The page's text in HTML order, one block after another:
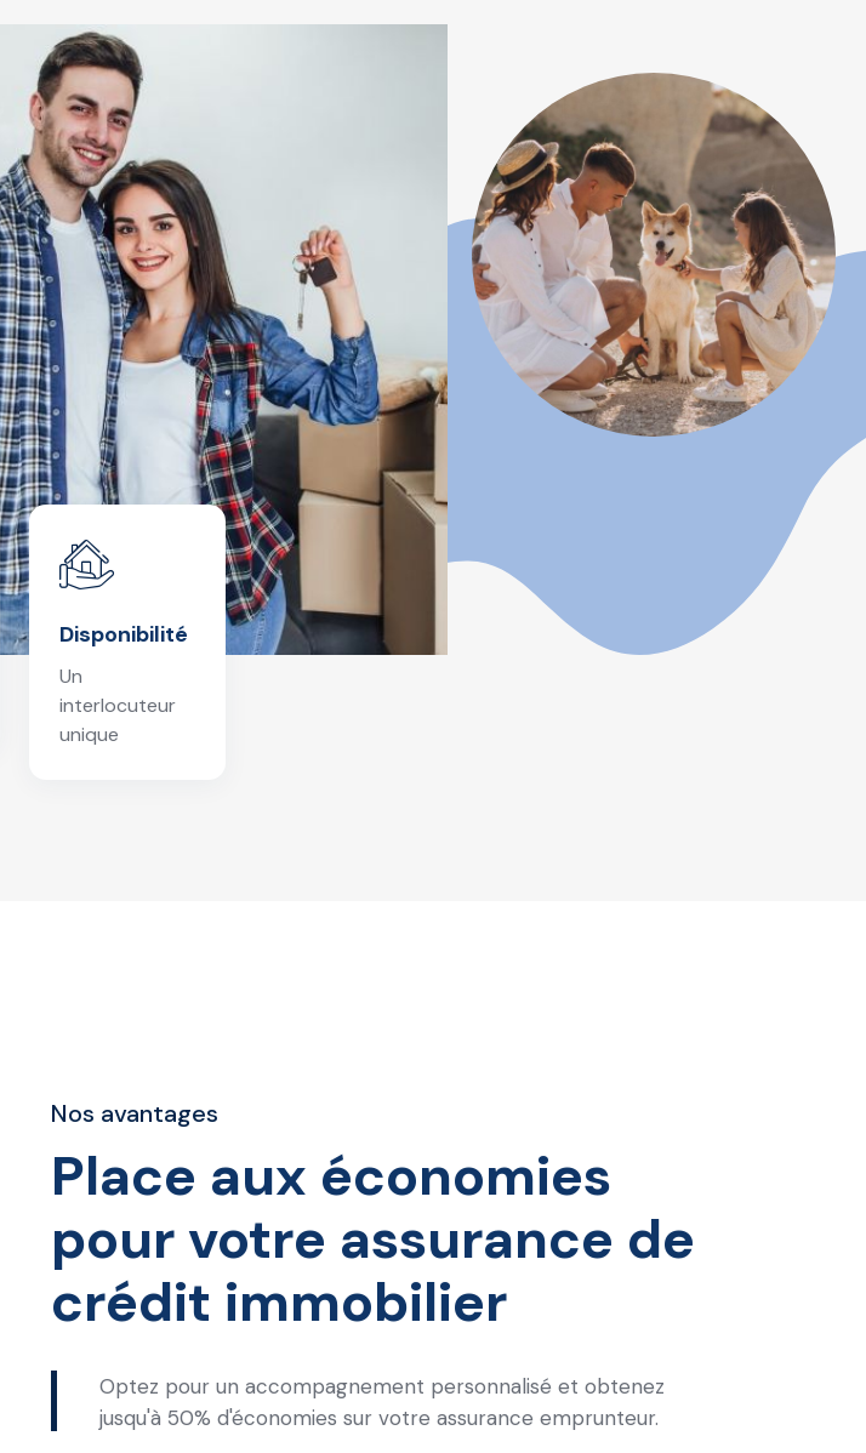
Disponibilité
Un
interlocuteur
unique
Nos avantages
Place aux économies
pour votre assurance de
crédit immobilier
Optez pour un accompagnement personnalisé et obtenez
jusqu'à 50% d'économies sur votre assurance emprunteur.